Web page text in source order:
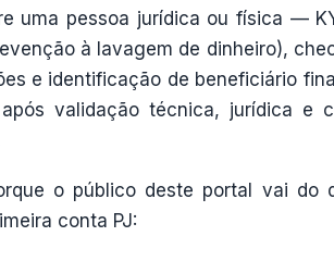
uma pessoa jurídica ou física —
à lavagem de dinheiro),
e identificação de beneficiário
validação técnica, jurídica e
o público deste portal vai do
conta PJ: